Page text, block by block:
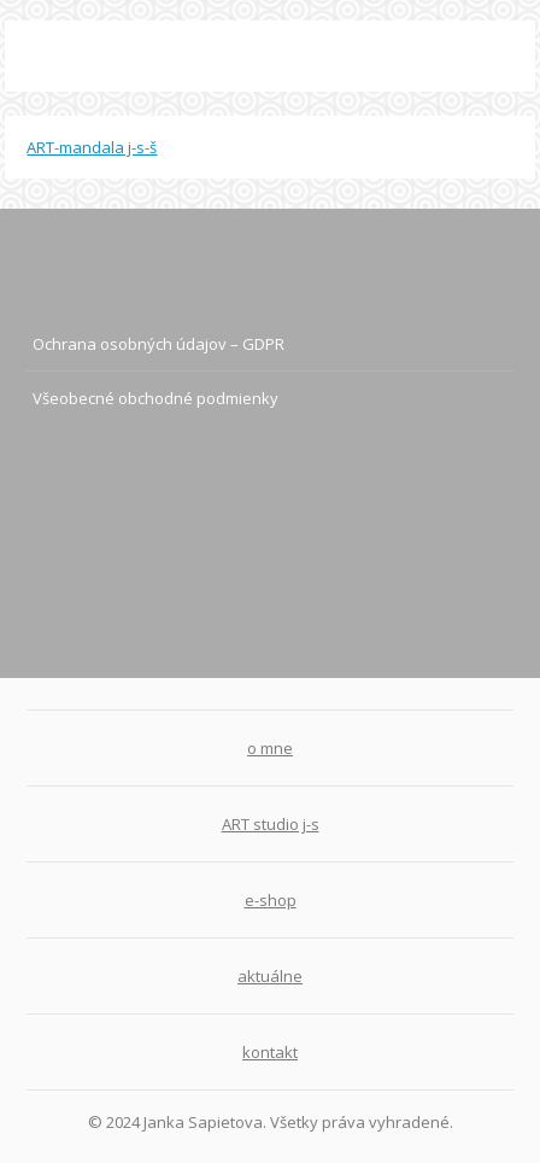
ART-mandala j-s-š
Ochrana osobných údajov – GDPR
Všeobecné obchodné podmienky
o mne
ART studio j-s
e-shop
aktuálne
kontakt
© 2024 Janka Sapietova. Všetky práva vyhradené.